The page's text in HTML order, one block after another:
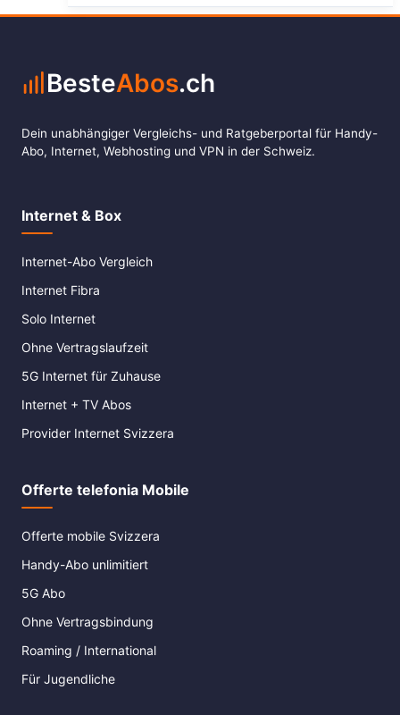
BesteAbos.ch
Dein unabhängiger Vergleichs- und Ratgeberportal für Handy-
Abo, Internet, Webhosting und VPN in der Schweiz.
Internet & Box
Internet-Abo Vergleich
Internet Fibra
Solo Internet
Ohne Vertragslaufzeit
5G Internet für Zuhause
Internet + TV Abos
Provider Internet Svizzera
Offerte telefonia Mobile
Offerte mobile Svizzera
Handy-Abo unlimitiert
5G Abo
Ohne Vertragsbindung
Roaming / International
Für Jugendliche